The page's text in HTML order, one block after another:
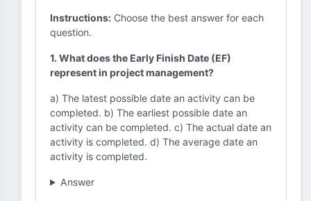
Instructions: Choose the best answer for each
question.
1. What does the Early Finish Date (EF)
represent in project management?
a) The latest possible date an activity can be
completed. b) The earliest possible date an
activity can be completed. c) The actual date an
activity is completed. d) The average date an
activity is completed.
Answer